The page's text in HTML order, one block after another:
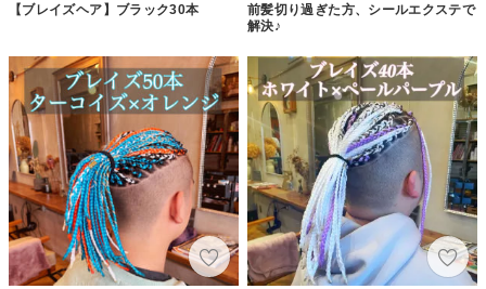
【ブレイズヘア】ブラック30本
前髪切り過ぎた方、シールエクステで
解決♪